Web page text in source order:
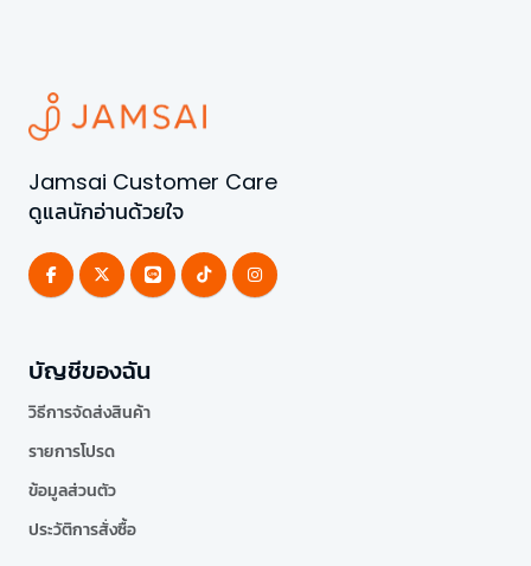
Jamsai Customer Care
ดูแลนักอ่านด้วยใจ
บัญชีของฉัน
วิธีการจัดส่งสินค้า
รายการโปรด
ข้อมูลส่วนตัว
ประวัติการสั่งซื้อ